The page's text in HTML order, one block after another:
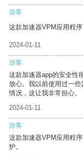
游客
这款加速器VPM应用程
2024-01-11
游客
这款加速器app的安全性
放心。我以前使用过一
情况，这让我非常担心。
2024-01-11
游客
这款加速器VPM应用程
护。